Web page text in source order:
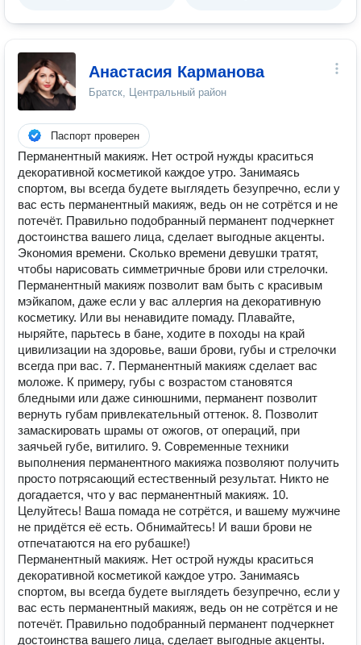
Анастасия Карманова
Братск, Центральный район
Паспорт проверен
Перманентный макияж. Нет острой нужды краситься
декоративной косметикой каждое утро. Занимаясь
спортом, вы всегда будете выглядеть безупречно, если у
вас есть перманентный макияж, ведь он не сотрётся и не
потечёт. Правильно подобранный перманент подчеркнет
достоинства вашего лица, сделает выгодные акценты.
Экономия времени. Сколько времени девушки тратят,
чтобы нарисовать симметричные брови или стрелочки.
Перманентный макияж позволит вам быть с красивым
мэйкапом, даже если у вас аллергия на декоративную
косметику. Или вы ненавидите помаду. Плавайте,
ныряйте, парьтесь в бане, ходите в походы на край
цивилизации на здоровье, ваши брови, губы и стрелочки
всегда при вас. 7. Перманентный макияж сделает вас
моложе. К примеру, губы с возрастом становятся
бледными или даже синюшними, перманент позволит
вернуть губам привлекательный оттенок. 8. Позволит
замаскировать шрамы от ожогов, от операций, при
заячьей губе, витилиго. 9. Современные техники
выполнения перманентного макияжа позволяют получить
просто потрясающий естественный результат. Никто не
догадается, что у вас перманентный макияж. 10.
Целуйтесь! Ваша помада не сотрётся, и вашему мужчине
не придётся её есть. Обнимайтесь! И ваши брови не
отпечатаются на его рубашке!)
Перманентный макияж. Нет острой нужды краситься
декоративной косметикой каждое утро. Занимаясь
спортом, вы всегда будете выглядеть безупречно, если у
вас есть перманентный макияж, ведь он не сотрётся и не
потечёт. Правильно подобранный перманент подчеркнет
достоинства вашего лица, сделает выгодные акценты.